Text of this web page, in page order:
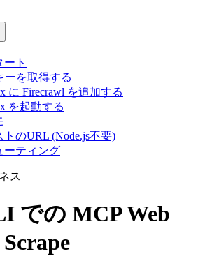
ート
ーを取得する
に Firecrawl を追加する
を起動する
トのURL (Node.js不要)
ーティング
ス
での MCP Web